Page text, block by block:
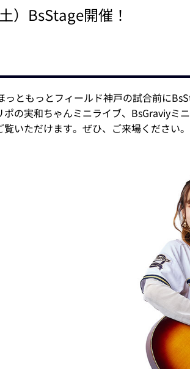
）BsStage開催！
っともっとフィールド神戸の試合前に
の実和ちゃんミニライブ、BsGraviyミ
いただけます。ぜひ、ご来場ください。